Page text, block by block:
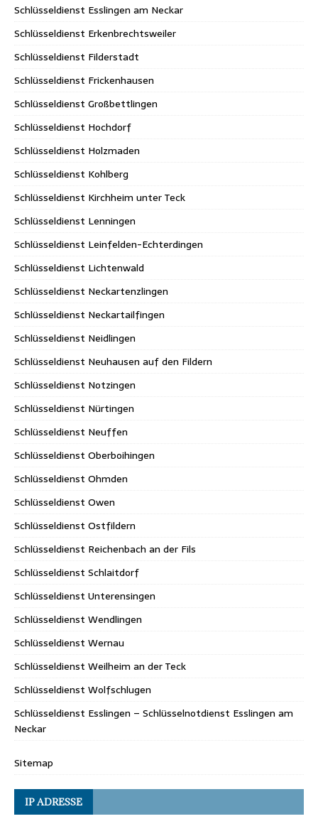
Schlüsseldienst Esslingen am Neckar
Schlüsseldienst Erkenbrechtsweiler
Schlüsseldienst Filderstadt
Schlüsseldienst Frickenhausen
Schlüsseldienst Großbettlingen
Schlüsseldienst Hochdorf
Schlüsseldienst Holzmaden
Schlüsseldienst Kohlberg
Schlüsseldienst Kirchheim unter Teck
Schlüsseldienst Lenningen
Schlüsseldienst Leinfelden-Echterdingen
Schlüsseldienst Lichtenwald
Schlüsseldienst Neckartenzlingen
Schlüsseldienst Neckartailfingen
Schlüsseldienst Neidlingen
Schlüsseldienst Neuhausen auf den Fildern
Schlüsseldienst Notzingen
Schlüsseldienst Nürtingen
Schlüsseldienst Neuffen
Schlüsseldienst Oberboihingen
Schlüsseldienst Ohmden
Schlüsseldienst Owen
Schlüsseldienst Ostfildern
Schlüsseldienst Reichenbach an der Fils
Schlüsseldienst Schlaitdorf
Schlüsseldienst Unterensingen
Schlüsseldienst Wendlingen
Schlüsseldienst Wernau
Schlüsseldienst Weilheim an der Teck
Schlüsseldienst Wolfschlugen
Schlüsseldienst Esslingen – Schlüsselnotdienst Esslingen am
Neckar
Sitemap
IP ADRESSE